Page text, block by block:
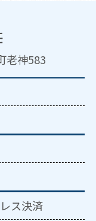
老神583
ス決済